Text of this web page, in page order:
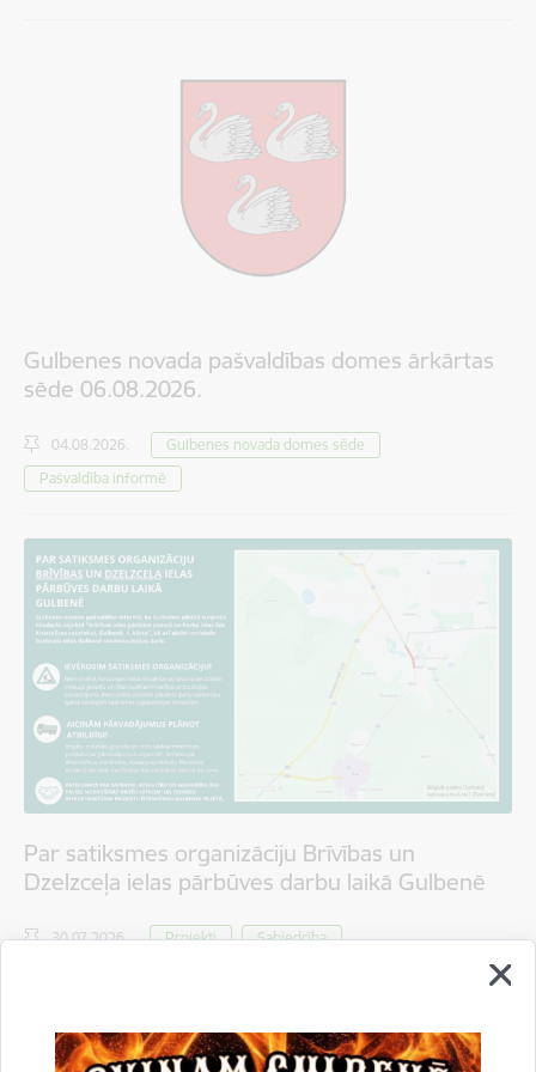
Gulbenes novada pašvaldības domes ārkārtas
sēde 06.08.2026.
04.08.2026.
Gulbenes novada domes sēde
Pašvaldība informē
Par satiksmes organizāciju Brīvības un
Dzelzceļa ielas pārbūves darbu laikā Gulbenē
30.07.2026. Projekti
Sabiedrība